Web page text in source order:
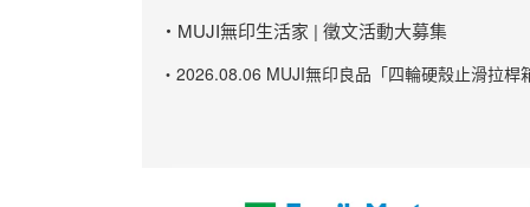
・MUJI無印生活家 | 徵文活動大募集
・2026.08.06 MUJI無印良品「四輪硬殼止滑拉